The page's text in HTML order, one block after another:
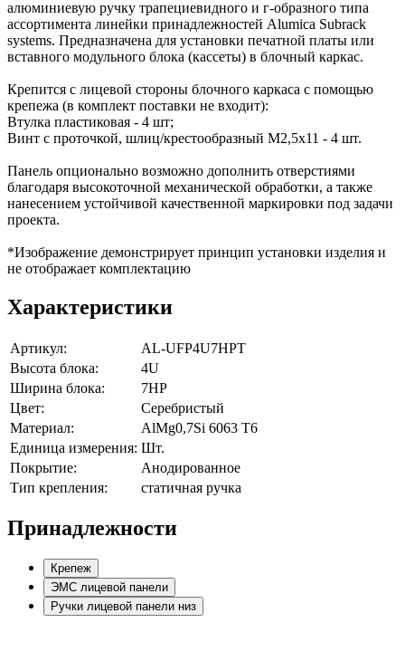
алюминиевую ручку трапециевидного и г-образного типа
ассортимента линейки принадлежностей Alumica Subrack
systems. Предназначена для установки печатной платы или
вставного модульного блока (кассеты) в блочный каркас.
Крепится с лицевой стороны блочного каркаса с помощью
крепежа (в комплект поставки не входит):
Втулка пластиковая - 4 шт;
Винт с проточкой, шлиц/крестообразный М2,5х11 - 4 шт.
Панель опционально возможно дополнить отверстиями
благодаря высокоточной механической обработки, а также
нанесением устойчивой качественной маркировки под задачи
проекта.
*Изображение демонстрирует принцип установки изделия и
не отображает комплектацию
Характеристики
Артикул:
AL-UFP4U7HPT
Высота блока:
4U
Ширина блока:
7HP
Цвет:
Серебристый
Материал:
AlMg0,7Si 6063 Т6
Единица измерения: Шт.
Покрытие:
Анодированное
Тип крепления:
статичная ручка
Принадлежности
Крепеж
ЭМС лицевой панели
Ручки лицевой панели низ